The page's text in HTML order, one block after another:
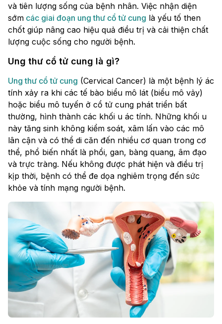
và tiên lượng sống của bệnh nhân. Việc nhận diện
sớm các giai đoạn ung thư cổ tử cung là yếu tố then
chốt giúp nâng cao hiệu quả điều trị và cải thiện chất
lượng cuộc sống cho người bệnh.
Ung thư cổ tử cung là gì?
Ung thư cổ tử cung (Cervical Cancer) là một bệnh lý ác
tính xảy ra khi các tế bào biểu mô lát (biểu mô vảy)
hoặc biểu mô tuyến ở cổ tử cung phát triển bất
thường, hình thành các khối u ác tính. Những khối u
này tăng sinh không kiểm soát, xâm lấn vào các mô
lân cận và có thể di căn đến nhiều cơ quan trong cơ
thể, phổ biến nhất là phổi, gan, bàng quang, âm đạo
và trực tràng. Nếu không được phát hiện và điều trị
kịp thời, bệnh có thể đe dọa nghiêm trọng đến sức
khỏe và tính mạng người bệnh.